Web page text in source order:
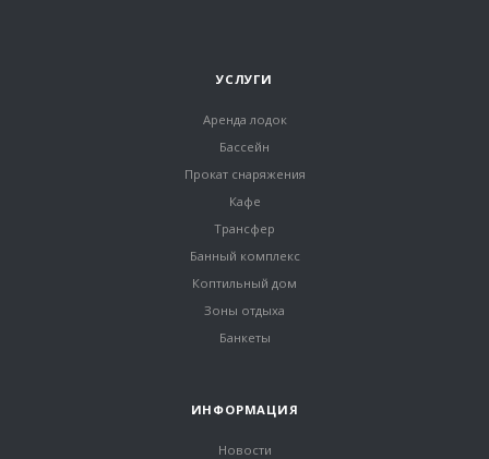
УСЛУГИ
Аренда лодок
Бассейн
Прокат снаряжения
Кафе
Трансфер
Банный комплекс
Коптильный дом
Зоны отдыха
Банкеты
ИНФОРМАЦИЯ
Новости